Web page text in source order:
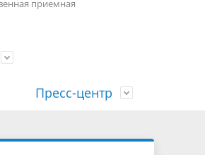
приемная
сессии
расходах, об
Пресс-центр
линия"